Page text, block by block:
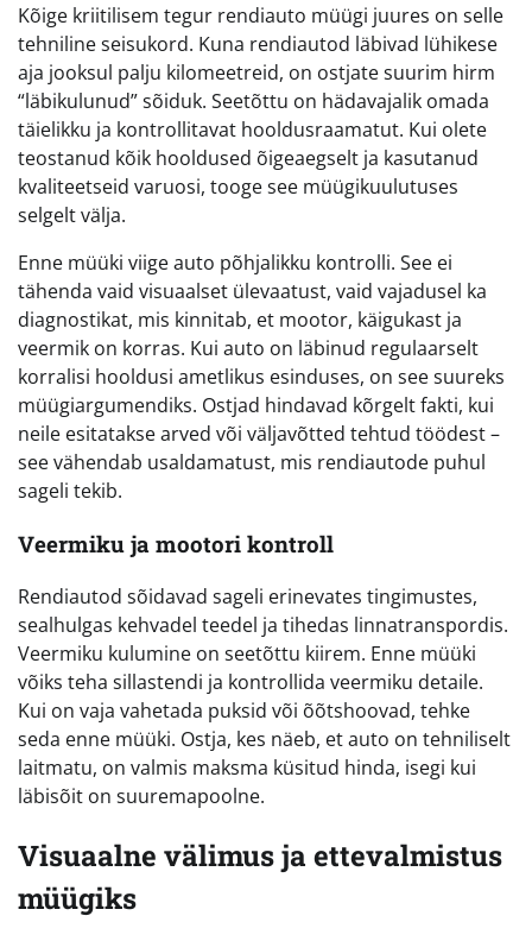
Kõige kriitilisem tegur rendiauto müügi juures on selle
tehniline seisukord. Kuna rendiautod läbivad lühikese
aja jooksul palju kilomeetreid, on ostjate suurim hirm
“läbikulunud” sõiduk. Seetõttu on hädavajalik omada
täielikku ja kontrollitavat hooldusraamatut. Kui olete
teostanud kõik hooldused õigeaegselt ja kasutanud
kvaliteetseid varuosi, tooge see müügikuulutuses
selgelt välja.
Enne müüki viige auto põhjalikku kontrolli. See ei
tähenda vaid visuaalset ülevaatust, vaid vajadusel ka
diagnostikat, mis kinnitab, et mootor, käigukast ja
veermik on korras. Kui auto on läbinud regulaarselt
korralisi hooldusi ametlikus esinduses, on see suureks
müügiargumendiks. Ostjad hindavad kõrgelt fakti, kui
neile esitatakse arved või väljavõtted tehtud töödest –
see vähendab usaldamatust, mis rendiautode puhul
sageli tekib.
Veermiku ja mootori kontroll
Rendiautod sõidavad sageli erinevates tingimustes,
sealhulgas kehvadel teedel ja tihedas linnatranspordis.
Veermiku kulumine on seetõttu kiirem. Enne müüki
võiks teha sillastendi ja kontrollida veermiku detaile.
Kui on vaja vahetada puksid või õõtshoovad, tehke
seda enne müüki. Ostja, kes näeb, et auto on tehniliselt
laitmatu, on valmis maksma küsitud hinda, isegi kui
läbisõit on suuremapoolne.
Visuaalne välimus ja ettevalmistus
müügiks